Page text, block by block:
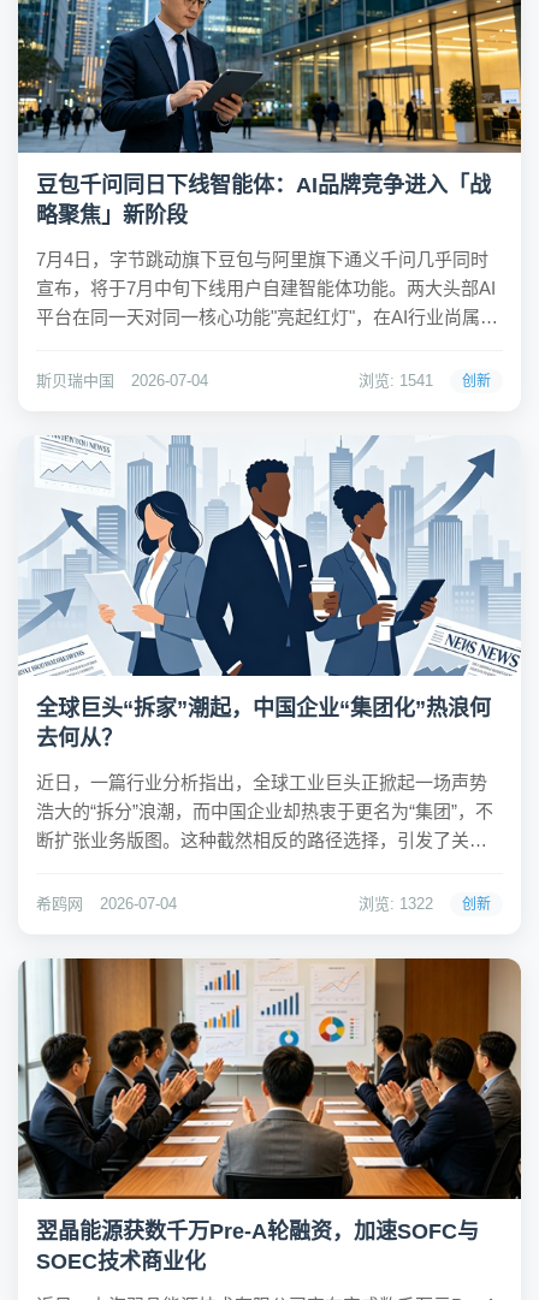
豆包千问同日下线智能体：AI品牌竞争进入「战
略聚焦」新阶段
7月4日，字节跳动旗下豆包与阿里旗下通义千问几乎同时
宣布，将于7月中旬下线用户自建智能体功能。两大头部AI
平台在同一天对同一核心功能"亮起红灯"，在AI行业尚属首
叠"向"战略聚焦"的关键转变。根据豆包发布的《豆包智能
斯贝瑞中国 2026-07-04 浏览: 1541 创新
全球巨头“拆家”潮起，中国企业“集团化”热浪何
去何从？
近日，一篇行业分析指出，全球工业巨头正掀起一场声势
浩大的“拆分”浪潮，而中国企业却热衷于更名为“集团”，不
断扩张业务版图。这种截然相反的路径选择，引发了关于
际巨头纷纷将旗下业务分拆独立上市，而国内企业则倾向
希鸥网 2026-07-04 浏览: 1322 创新
翌晶能源获数千万Pre-A轮融资，加速SOFC与
SOEC技术商业化